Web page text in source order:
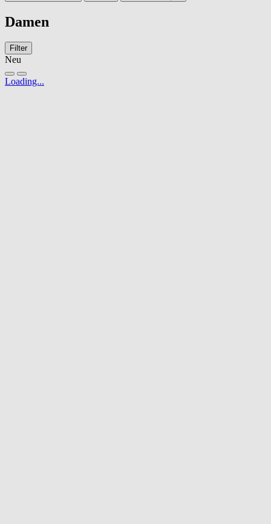
Damen
Filter
Neu
Loading...